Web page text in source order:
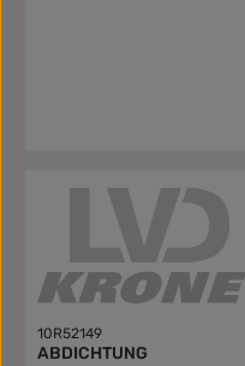
10R52149
ABDICHTUNG